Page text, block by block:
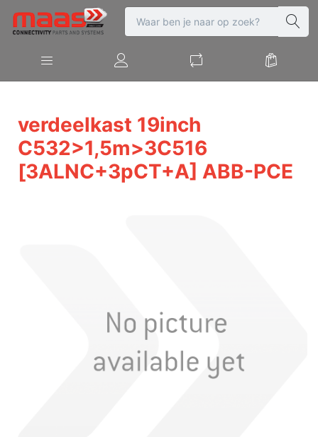
verdeelkast 19inch
C532>1,5m>3C516
[3ALNC+3pCT+A] ABB-PCE